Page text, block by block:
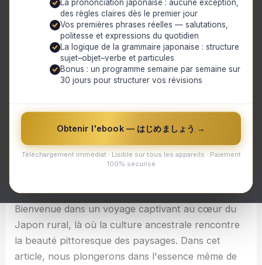
La prononciation japonaise : aucune exception,
des règles claires dès le premier jour
Vos premières phrases réelles — salutations,
politesse et expressions du quotidien
La logique de la grammaire japonaise : structure
sujet–objet–verbe et particules
Bonus : un programme semaine par semaine sur
30 jours pour structurer vos révisions
Obtenir l'ebook — はじめましょう →
Téléchargement immédiat · Lisible sur tous les appareils · Paiement
100% sécurisé
Échappée authentique au cœur du Japon rural : à la
découverte des villages secrets et de leur art de
vivre traditionnel
Découverte des villages moins connus
Shirakawa-go
Tsumago
Ainokura
Échappée authentique au cœur du Japon rural : à
la découverte des villages secrets et de leur art de
Bienvenue dans un voyage captivant au cœur du
Japon rural, là où la culture ancestrale rencontre
la beauté pittoresque des paysages. Dans cet
article, nous plongerons dans l'essence même de